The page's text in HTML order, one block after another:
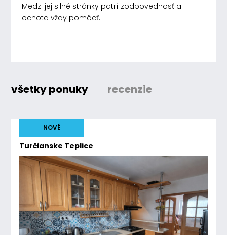
Medzi jej silné stránky patrí zodpovednosť a
ochota vždy pomôcť.
všetky ponuky recenzie
Turčianske Teplice
NOVÉ